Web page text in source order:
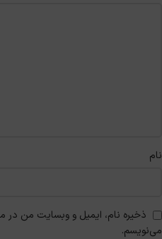
نام
ذخیره نام، ایمیل و وبسایت من در
می‌نویسم.